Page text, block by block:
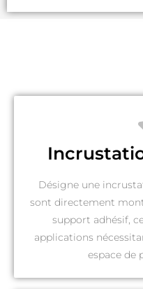
Désigne une
sont directement
support adhésif,
applications
espace de